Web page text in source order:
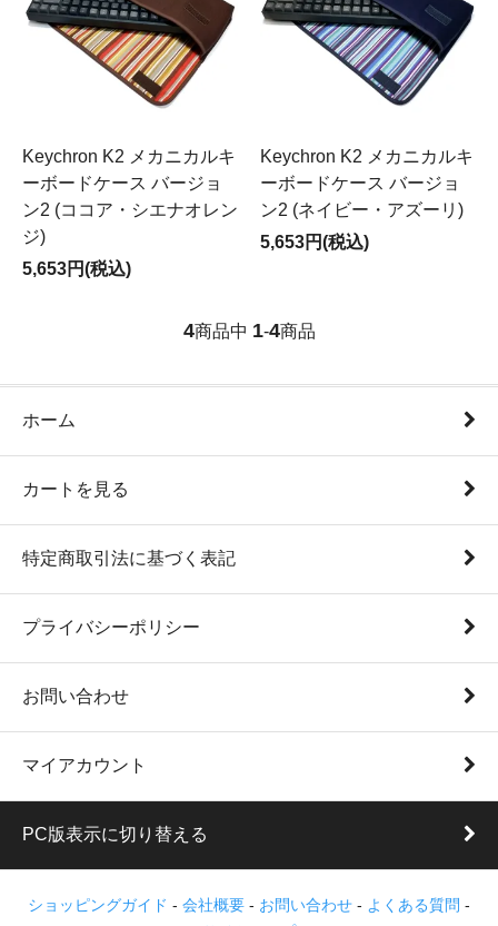
Keychron K2 メカニカルキ
ーボードケース バージョ
ン2 (ココア・シエナオレン
ジ)
5,653円(税込)
Keychron K2 メカニカルキ
ーボードケース バージョ
ン2 (ネイビー・アズーリ)
5,653円(税込)
4商品中 1-4商品
ホーム
カートを見る
特定商取引法に基づく表記
プライバシーポリシー
お問い合わせ
マイアカウント
PC版表示に切り替える
ショッピングガイド - 会社概要 - お問い合わせ - よくある質問 -